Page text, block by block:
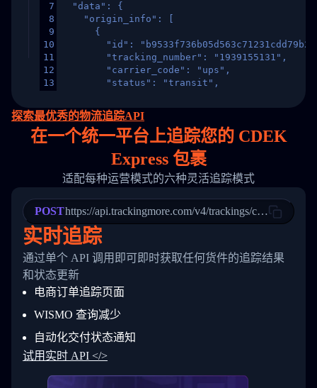
7
8
9
10
11
12
13
15
16
17
18
22
23
24
25
27
28
29
30
31
33
34
  "data": {
    "origin_info": [
      {
"id":
        "tracking_number": "1939155131",
        "carrier_code": "ups",
        "status": "transit",
"destination_country": "United
        "itemTimeLength": 2,
        "weblink": "",
        "phone": null,
        "trackinfo": [
          {
            "Date": "2017-03-08 04: 22: 00",
"StatusDescription": "Departed
"Details": "Departed Facility
          },
          {
            "Date": "2017-03-06 15:28:00",
"StatusDescription": "Shipment
"Details": "BEIJING-
          }
        ]
      }
  }
}
探索最优秀的物流追踪API
在一个统一平台上追踪您的 CDEK
Express 包裹
适配每种运营模式的六种灵活追踪模式
POSThttps://api.trackingmore.com/v4/trackings/create
实时追踪
通过单个 API 调用即可即时获取任何货件的追踪结果
和状态更新
电商订单追踪页面
WISMO 查询减少
自动化交付状态通知
试用实时 API </>